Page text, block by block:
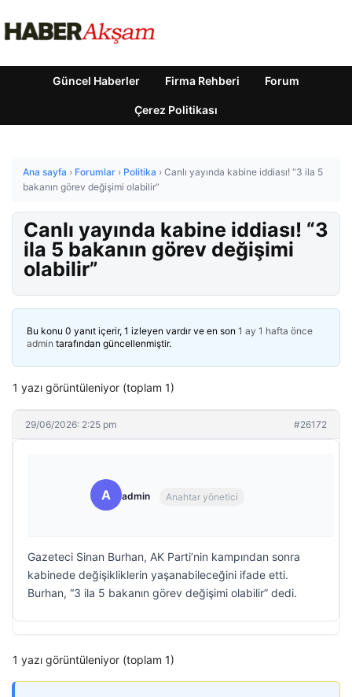
Güncel Haberler Firma Rehberi Forum
Çerez Politikası
Ana sayfa › Forumlar › Politika › Canlı yayında kabine iddiası! “3 ila 5
bakanın görev değişimi olabilir”
Canlı yayında kabine iddiası! “3
ila 5 bakanın görev değişimi
olabilir”
Bu konu 0 yanıt içerir, 1 izleyen vardır ve en son 1 ay 1 hafta önce
admin tarafından güncellenmiştir.
1 yazı görüntüleniyor (toplam 1)
29/06/2026: 2:25 pm #26172
A admin Anahtar yönetici
Gazeteci Sinan Burhan, AK Parti’nin kampından sonra
kabinede değişikliklerin yaşanabileceğini ifade etti.
Burhan, “3 ila 5 bakanın görev değişimi olabilir” dedi.
1 yazı görüntüleniyor (toplam 1)